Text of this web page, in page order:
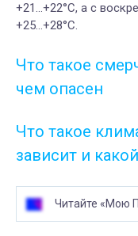
+21…+22°C, а с
+25…+28°C.
Что такое
чем опасен
Что такое
зависит и
Читайте «Мою